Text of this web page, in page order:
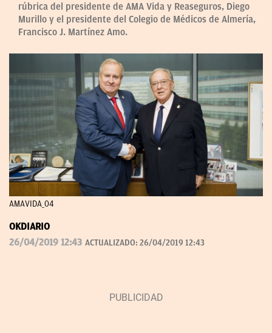
rúbrica del presidente de AMA Vida y Reaseguros, Diego
Murillo y el presidente del Colegio de Médicos de Almería,
Francisco J. Martínez Amo.
AMAVIDA_04
OKDIARIO
26/04/2019 12:43 ACTUALIZADO: 26/04/2019 12:43